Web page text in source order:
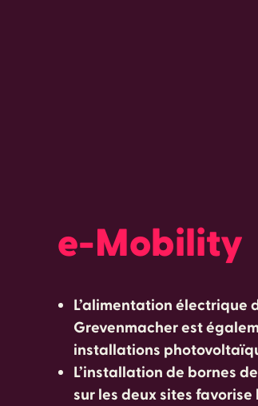
e-Mobility
L’alimentation électrique
Grevenmacher est
installations
L’installation de bornes
sur les deux sites